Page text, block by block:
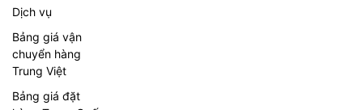
Dịch vụ
Bảng giá vận
chuyển hàng
Trung Việt
Bảng giá đặt